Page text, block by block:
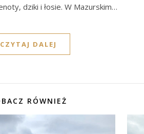
dziki i łosie. W Mazurskim…
CZYTAJ DALEJ
RÓWNIEŻ